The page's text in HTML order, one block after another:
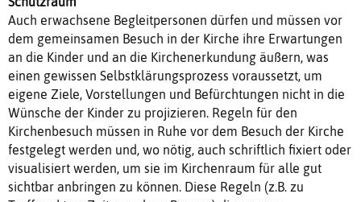
Auch erwachsene Begleitpersonen dürfen und müssen vor
dem gemeinsamen Besuch in der Kirche ihre Erwartungen
an die Kinder und an die Kirchenerkundung äußern, was
einen gewissen Selbstklärungsprozess voraussetzt, um
eigene Ziele, Vorstellungen und Befürchtungen nicht in die
Wünsche der Kinder zu projizieren. Regeln für den
Kirchenbesuch müssen in Ruhe vor dem Besuch der Kirche
festgelegt werden und, wo nötig, auch schriftlich fixiert oder
visualisiert werden, um sie im Kirchenraum für alle gut
sichtbar anbringen zu können. Diese Regeln (z.B. zu